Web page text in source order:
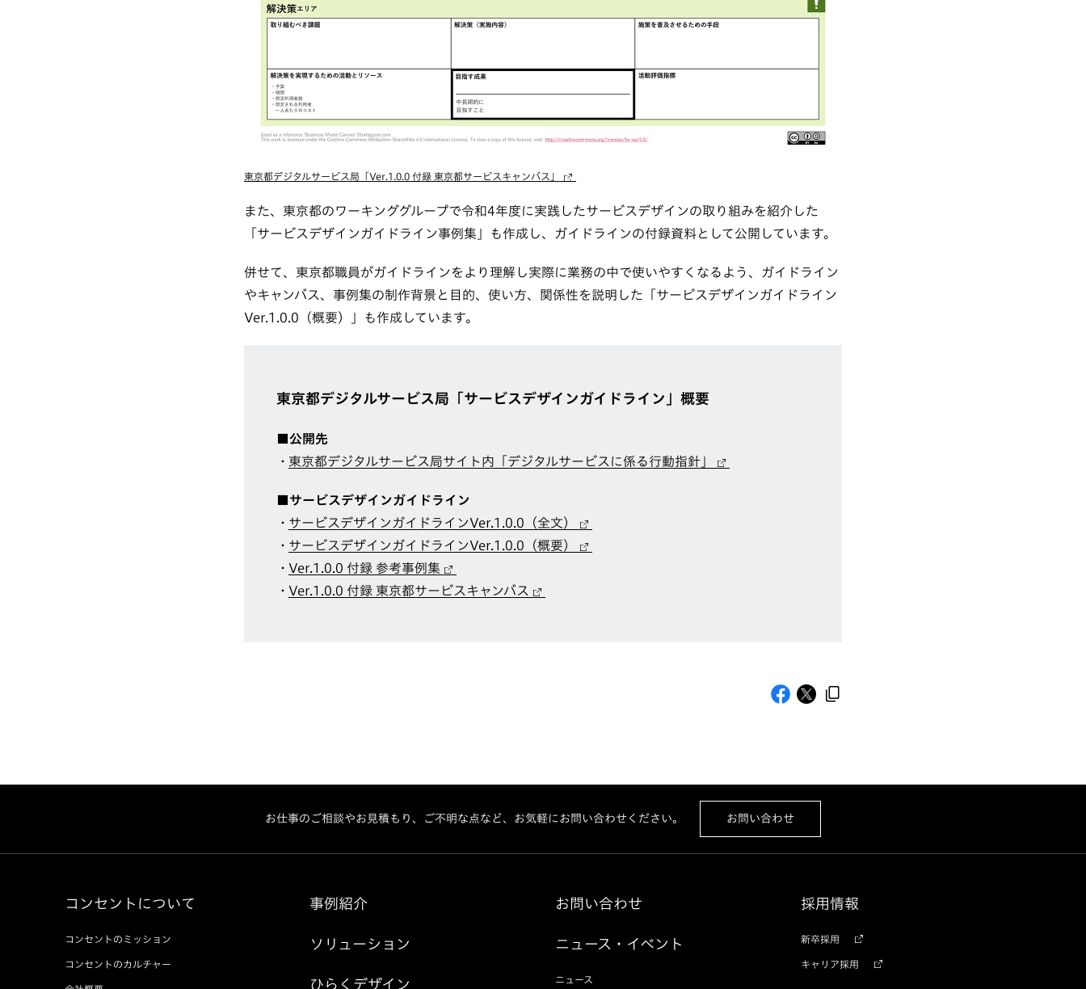
東京都デジタルサービス局「Ver.1.0.0 付録 東京都サービスキャンバス」
また、東京都のワーキンググループで令和4年度に実践したサービスデザインの取り組みを紹介した
「サービスデザインガイドライン事例集」も作成し、ガイドラインの付録資料として公開しています。
併せて、東京都職員がガイドラインをより理解し実際に業務の中で使いやすくなるよう、ガイドライン
やキャンバス、事例集の制作背景と目的、使い方、関係性を説明した「サービスデザインガイドライン
Ver.1.0.0（概要）」も作成しています。
東京都デジタルサービス局「サービスデザインガイドライン」概要
■公開先
東京都デジタルサービス局サイト内「デジタルサービスに係る行動指針」
■サービスデザインガイドライン
サービスデザインガイドラインVer.1.0.0（全文）
サービスデザインガイドラインVer.1.0.0（概要）
Ver.1.0.0 付録 参考事例集
Ver.1.0.0 付録 東京都サービスキャンバス
お仕事のご相談やお見積もり、ご不明な点など、お気軽にお問い合わせください。 お問い合わせ
コンセントについて
コンセントのミッション
コンセントのカルチャー
事例紹介
ソリューション
ひらくデザイン
お問い合わせ
ニュース・イベント
ニュース
採用情報
新卒採用
キャリア採用